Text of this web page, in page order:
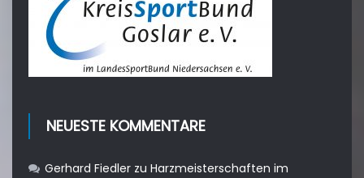
NEUESTE KOMMENTARE
Gerhard Fiedler zuHarzmeisterschaften im